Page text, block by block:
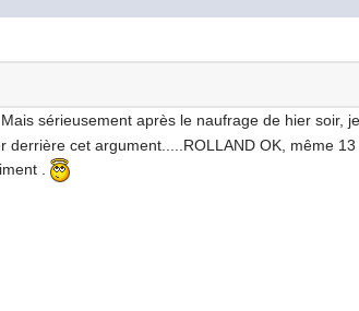
Mais sérieusement après le naufrage de hier soir,
cet argument.....ROLLAND OK, même
.